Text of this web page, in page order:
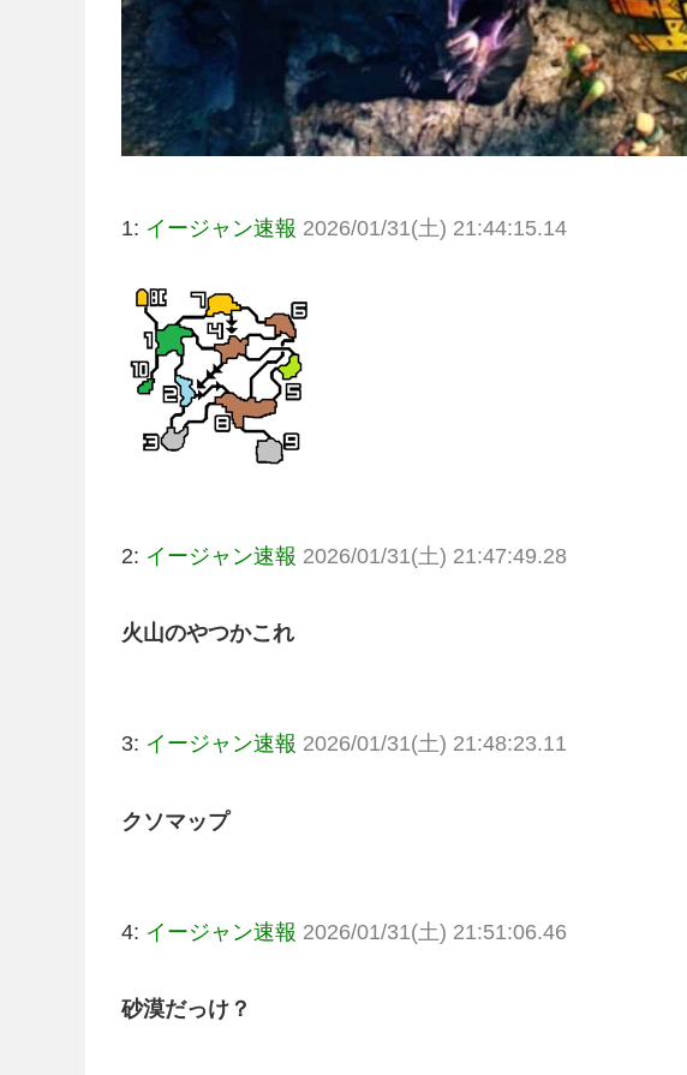
1: イージャン速報 2026/01/31(土) 21:44:15.14
2: イージャン速報 2026/01/31(土) 21:47:49.28
火山のやつかこれ
3: イージャン速報 2026/01/31(土) 21:48:23.11
クソマップ
4: イージャン速報 2026/01/31(土) 21:51:06.46
砂漠だっけ？